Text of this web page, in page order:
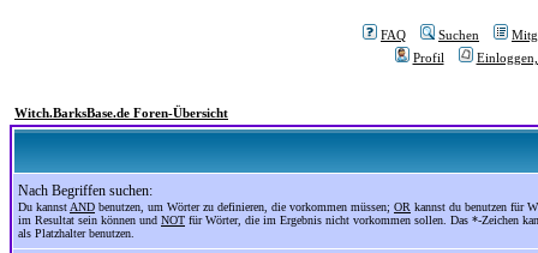
FAQ Suchen
Profil
Witch.BarksBase.de Foren-Übersicht
Nach Begriffen suchen:
Du kannst AND benutzen, um Wörter zu definieren, die vorkommen müssen; OR kannst du benutzen für
im Resultat sein können und NOT für Wörter, die im Ergebnis nicht vorkommen sollen. Das *-Zeichen
als Platzhalter benutzen.